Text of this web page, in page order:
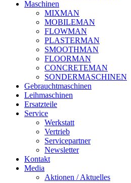
Maschinen
MIXMAN
MOBILEMAN
FLOWMAN
PLASTERMAN
SMOOTHMAN
FLOORMAN
CONCRETEMAN
SONDERMASCHINEN
Gebrauchtmaschinen
Leihmaschinen
Ersatzteile
Service
Werkstatt
Vertrieb
Servicepartner
Newsletter
Kontakt
Media
Aktionen / Aktuelles